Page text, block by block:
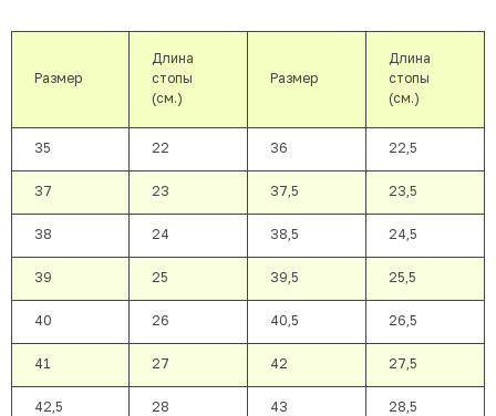
Размер
Длина
стопы
(см.)
Размер
Длина
стопы
(см.)
35 22 36 22,5
37 23 37,5 23,5
38 24 38,5 24,5
39 25 39,5 25,5
40 26 40,5 26,5
41 27 42 27,5
42,5 28 43 28,5